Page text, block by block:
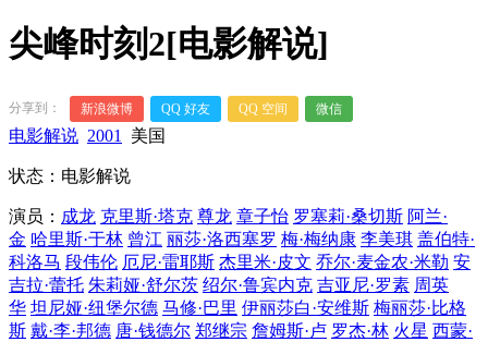
尖峰时刻2[电影解说]
分享到： 新浪微博 QQ 好友 QQ 空间 微信
电影解说 2001 美国
状态：电影解说
演员： 成龙 克里斯·塔克 尊龙 章子怡 罗塞莉·桑切斯 阿兰·
金 哈里斯·于林 曾江 丽莎·洛西塞罗 梅·梅纳康 李美琪 盖伯特·
科洛马 段伟伦 厄尼·雷耶斯 杰里米·皮文 乔尔·麦金农·米勒 安
吉拉·蕾托 朱莉娅·舒尔茨 绍尔·鲁宾内克 吉亚尼·罗素 周英
华 坦尼娅·纽堡尔德 马修·巴里 伊丽莎白·安维斯 梅丽莎·比格
斯 戴·李·邦德 唐·钱德尔 郑继宗 詹姆斯·卢 罗杰·林 火星 西蒙·